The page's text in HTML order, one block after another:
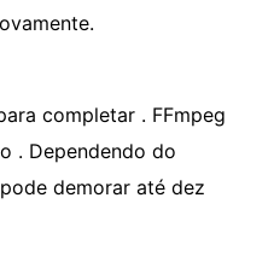
completar . FFmpeg
. Dependendo do
demorar até dez